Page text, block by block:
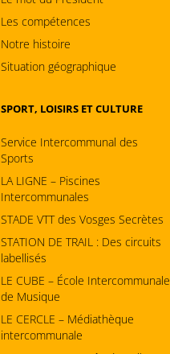
Les compétences
Notre histoire
Situation géographique
SPORT, LOISIRS ET CULTURE
Service Intercommunal des
Sports
LA LIGNE – Piscines
Intercommunales
STADE VTT des Vosges Secrètes
STATION DE TRAIL : Des circuits
labellisés
LE CUBE – École Intercommunale
de Musique
LE CERCLE – Médiathèque
intercommunale